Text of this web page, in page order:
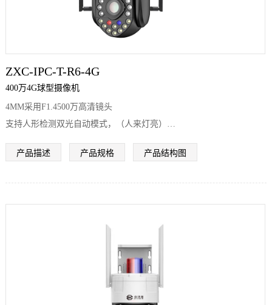
ZXC-IPC-T-R6-4G
400万4G球型摄像机
4MM采用F1.4500万高清镜头
支持人形检测双光自动模式，（人来灯亮）
荐监控距离5-60米
产品描述 产品规格 产品结构图